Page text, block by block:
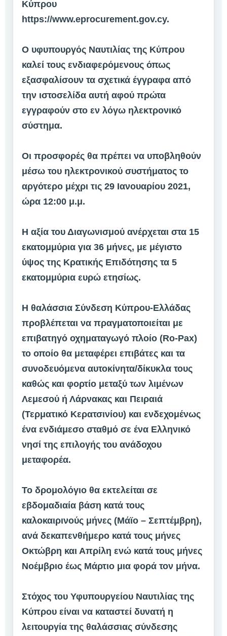
Κύπρου
https://www.eprocurement.gov.cy.
Ο υφυπουργός Ναυτιλίας της Κύπρου
καλεί τους ενδιαφερόμενους όπως
εξασφαλίσουν τα σχετικά έγγραφα από
την ιστοσελίδα αυτή αφού πρώτα
εγγραφούν στο εν λόγω ηλεκτρονικό
σύστημα.
Οι προσφορές θα πρέπει να υποβληθούν
μέσω του ηλεκτρονικού συστήματος το
αργότερο μέχρι τις 29 Ιανουαρίου 2021,
ώρα 12:00 μ.μ.
Η αξία του Διαγωνισμού ανέρχεται στα 15
εκατομμύρια για 36 μήνες, με μέγιστο
ύψος της Κρατικής Επιδότησης τα 5
εκατομμύρια ευρώ ετησίως.
Η θαλάσσια Σύνδεση Κύπρου-Ελλάδας
προβλέπεται να πραγματοποιείται με
επιβατηγό οχηματαγωγό πλοίο (Ro-Pax)
το οποίο θα μεταφέρει επιβάτες και τα
συνοδευόμενα αυτοκίνητα/δίκυκλα τους
καθώς και φορτίο μεταξύ των λιμένων
Λεμεσού ή Λάρνακας και Πειραιά
(Τερματικό Κερατσινίου) και ενδεχομένως
ένα ενδιάμεσο σταθμό σε ένα Ελληνικό
νησί της επιλογής του ανάδοχου
μεταφορέα.
Το δρομολόγιο θα εκτελείται σε
εβδομαδιαία βάση κατά τους
καλοκαιρινούς μήνες (Μάϊο – Σεπτέμβρη),
ανά δεκαπενθήμερο κατά τους μήνες
Οκτώβρη και Απρίλη ενώ κατά τους μήνες
Νοέμβριο έως Μάρτιο μια φορά τον μήνα.
Στόχος του Υφυπουργείου Ναυτιλίας της
Κύπρου είναι να καταστεί δυνατή η
λειτουργία της θαλάσσιας σύνδεσης